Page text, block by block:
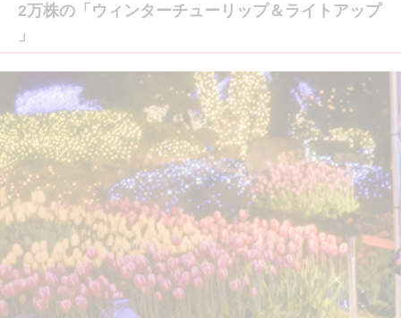
2万株の「ウィンターチューリップ＆ライトアップ
」